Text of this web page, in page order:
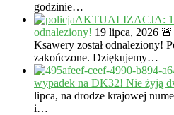
godzinie…
AKTUALIZACJA:
odnaleziony! 19 lipca, 2026
Ksawery został odnaleziony!
zakończone. Dziękujemy…
wypadek na DK32! Nie żyją
lipca, na drodze krajowej
i…